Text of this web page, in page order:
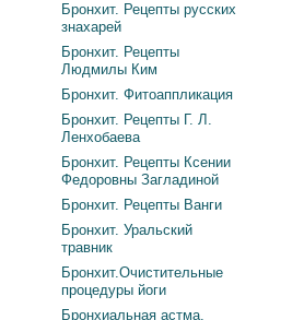
Бронхит. Рецепты русских
знахарей
Бронхит. Рецепты
Людмилы Ким
Бронхит. Фитоаппликация
Бронхит. Рецепты Г. Л.
Ленхобаева
Бронхит. Рецепты Ксении
Федоровны Загладиной
Бронхит. Рецепты Ванги
Бронхит. Уральский
травник
Бронхит.Очистительные
процедуры йоги
Бронхиальная астма.